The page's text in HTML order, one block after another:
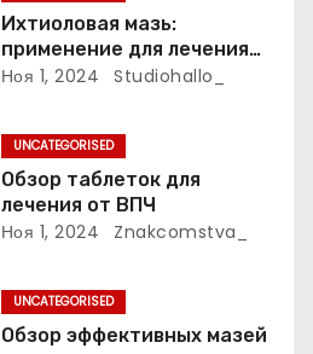
Ихтиоловая мазь:
применение для лечения
фурункулов
Ноя 1, 2024 Studiohallo_
UNCATEGORISED
Обзор таблеток для
лечения от ВПЧ
Ноя 1, 2024 Znakcomstva_
UNCATEGORISED
Обзор эффективных мазей